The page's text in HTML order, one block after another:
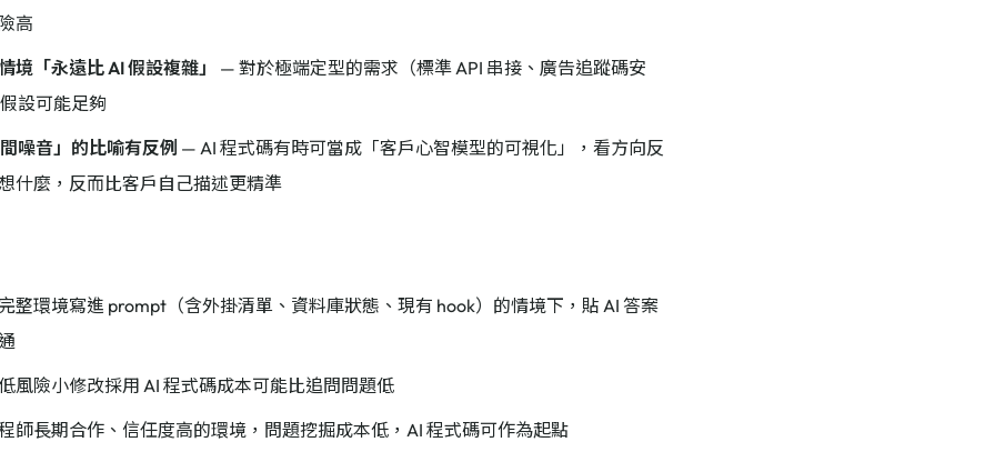
高
境「永遠比 AI 假設複雜」
— 對於極端定型的需求（標準 API 串接、廣告追蹤碼安
設可能足夠
噪音」的比喻有反例 — AI 程式碼有時可當成「客戶心智模型的可視化」，看方向反
什麼，反而比客戶自己描述更精準
整環境寫進 prompt（含外掛清單、資料庫狀態、現有 hook）的情境下，貼 AI 答案
風險小修改採用 AI 程式碼成本可能比追問問題低
師長期合作、信任度高的環境，問題挖掘成本低，AI 程式碼可作為起點